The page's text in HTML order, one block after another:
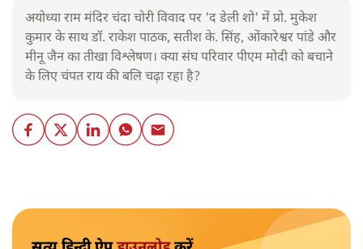
अयोध्या राम मंदिर चंदा चोरी विवाद पर 'द डेली शो' में प्रो. मुकेश
कुमार के साथ डॉ. राकेश पाठक, सतीश के. सिंह, ओंकारेश्वर पांडे और
मीनू जैन का तीखा विश्लेषण। क्या संघ परिवार पीएम मोदी को बचाने
के लिए चंपत राय की बलि चढ़ा रहा है?